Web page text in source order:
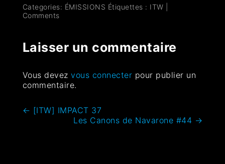
Categories: ÉMISSIONS Étiquettes : ITW
Comments
Laisser un commentaire
Vous devezvous connecter pour publier un
commentaire.
← [ITW] IMPACT 37
Les Canons de Navarone #44 →